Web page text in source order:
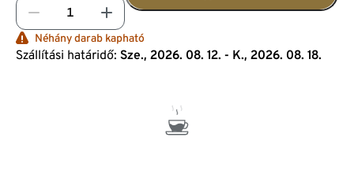
Néhány darab kapható
Szállítási határidő: Sze., 2026. 08. 12. - K., 2026. 08. 18.